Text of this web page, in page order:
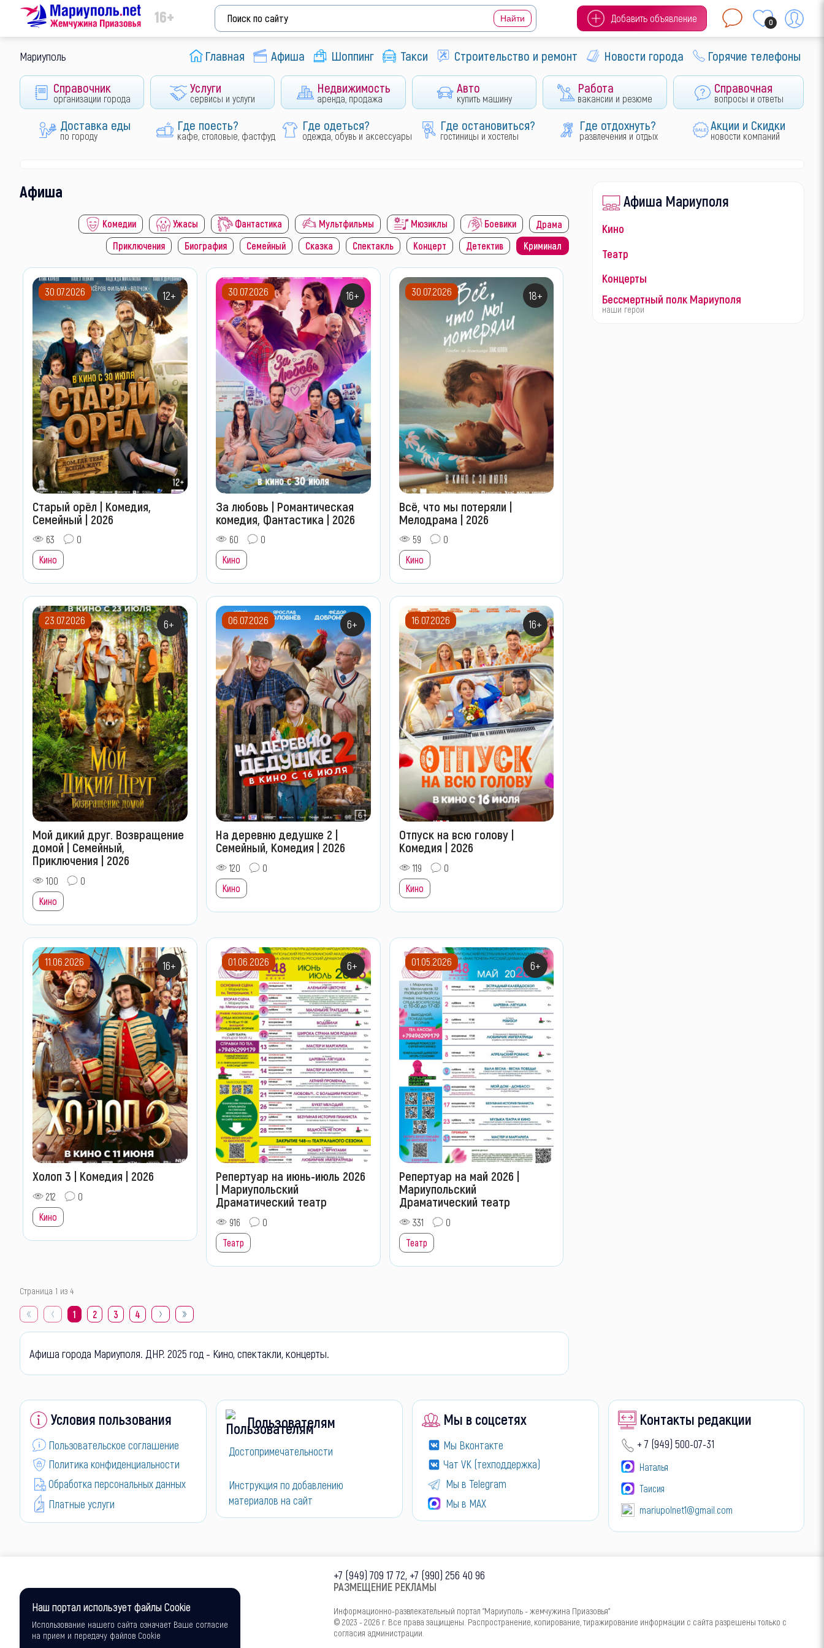
16+ Добавить объявление 0
Мариуполь Главная Афиша Шоппинг Такси Строительство и ремонт Новости города Горячие телефоны
Справочник
организации города
Услуги
сервисы и услуги
Недвижимость
аренда, продажа
Авто
купить машину
Работа
вакансии и резюме
Справочная
вопросы и ответы
Доставка еды
по городу
Где поесть?
кафе, столовые, фастфуд
Где одеться?
одежда, обувь и аксессуары
Где остановиться?
гостиницы и хостелы
Где отдохнуть?
развлечения и отдых
Акции и Скидки
новости компаний
Афиша
Комедии Ужасы Фантастика Мультфильмы Мюзиклы Боевики
Драма
Приключения
Биография Семейный Сказка Спектакль Концерт Детектив Криминал
Старый орёл | Комедия,
Семейный | 2026
63
0
Кино
30.07.2026 12+
За любовь | Романтическая
комедия, Фантастика | 2026
60
0
Кино
30.07.2026 16+
Всё, что мы потеряли |
Мелодрама | 2026
59
0
Кино
30.07.2026 18+
Мой дикий друг. Возвращение
домой | Семейный,
Приключения | 2026
100
0
Кино
23.07.2026 6+
На деревню дедушке 2 |
Семейный, Комедия | 2026
120
0
Кино
06.07.2026 6+
Отпуск на всю голову |
Комедия | 2026
119
0
Кино
16.07.2026 16+
Холоп 3 | Комедия | 2026
212
0
Кино
11.06.2026 16+
Репертуар на июнь-июль 2026
| Мариупольский
Драматический театр
916
0
Театр
01.06.2026 6+
Репертуар на май 2026 |
Мариупольский
Драматический театр
331
0
Театр
01.05.2026 6+
Страница 1 из 4
1 2 3 4
Афиша города Мариуполя. ДНР. 2025 год - Кино, спектакли, концерты.
Афиша Мариуполя
Кино
Театр
Концерты
Бессмертный полк Мариуполя
наши герои
Условия пользования
Пользовательское соглашение
Политика конфиденциальности
Обработка персональных данных
Платные услуги
Пользователям
Достопримечательности
Инструкция по добавлению
материалов на сайт
Мы в соцсетях
Мы Вконтакте
Чат VK (техподдержка)
Мы в Telegram
Мы в МАХ
Контакты редакции
+ 7 (949) 500-07-31
Наталья
Таисия
mariupolnet1@gmail.com
+7 (949) 709 17 72, +7 (990) 256 40 96
РАЗМЕЩЕНИЕ РЕКЛАМЫ
Информационно-развлекательный портал "Мариуполь - жемчужина Приазовья"
© 2023 - 2026 г. Все права защищены. Распространение, копирование, тиражирование информации с сайта разрешены только с
согласия администрации.
Наш портал использует файлы Cookie
Использование нашего сайта означает Ваше согласие
на прием и передачу файлов Cookie